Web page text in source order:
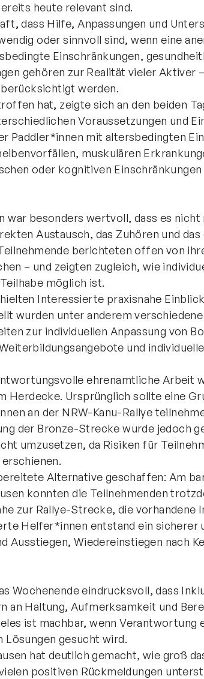
heute relevant sind.
dass Hilfe, Anpassungen und
oder sinnvoll sind, wenn eine
Einschränkungen,
gehören zur Realität vieler Aktiver
werden.
hat, zeigte sich an den beiden
Voraussetzungen und
Paddler*innen mit altersbedingten
muskulären
oder kognitiven
war besonders wertvoll, dass es nicht
Austausch, das Zuhören und das
berichteten offen von
– und zeigten zugleich, wie
möglich ist.
Interessierte praxisnahe
wurden unter anderem
zur individuellen Anpassung von
und individuelle
ehrenamtliche Arbeit
Herdecke. Ursprünglich sollte eine
an der NRW-Kanu-Rallye
der Bronze-Strecke wurde jedoch
umzusetzen, da Risiken für
Alternative geschaffen: Am
konnten die Teilnehmenden
zur Rallye-Strecke, die vorhandene
Helfer*innen entstand ein sicherer
Ausstiegen, Wiedereinstiegen nach
Wochenende eindrucksvoll, dass
an Haltung, Aufmerksamkeit und
ist machbar, wenn Verantwortung
Lösungen gesucht wird.
hat deutlich gemacht, wie groß
positiven Rückmeldungen